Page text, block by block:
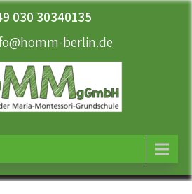
030 30340135
berlin.de